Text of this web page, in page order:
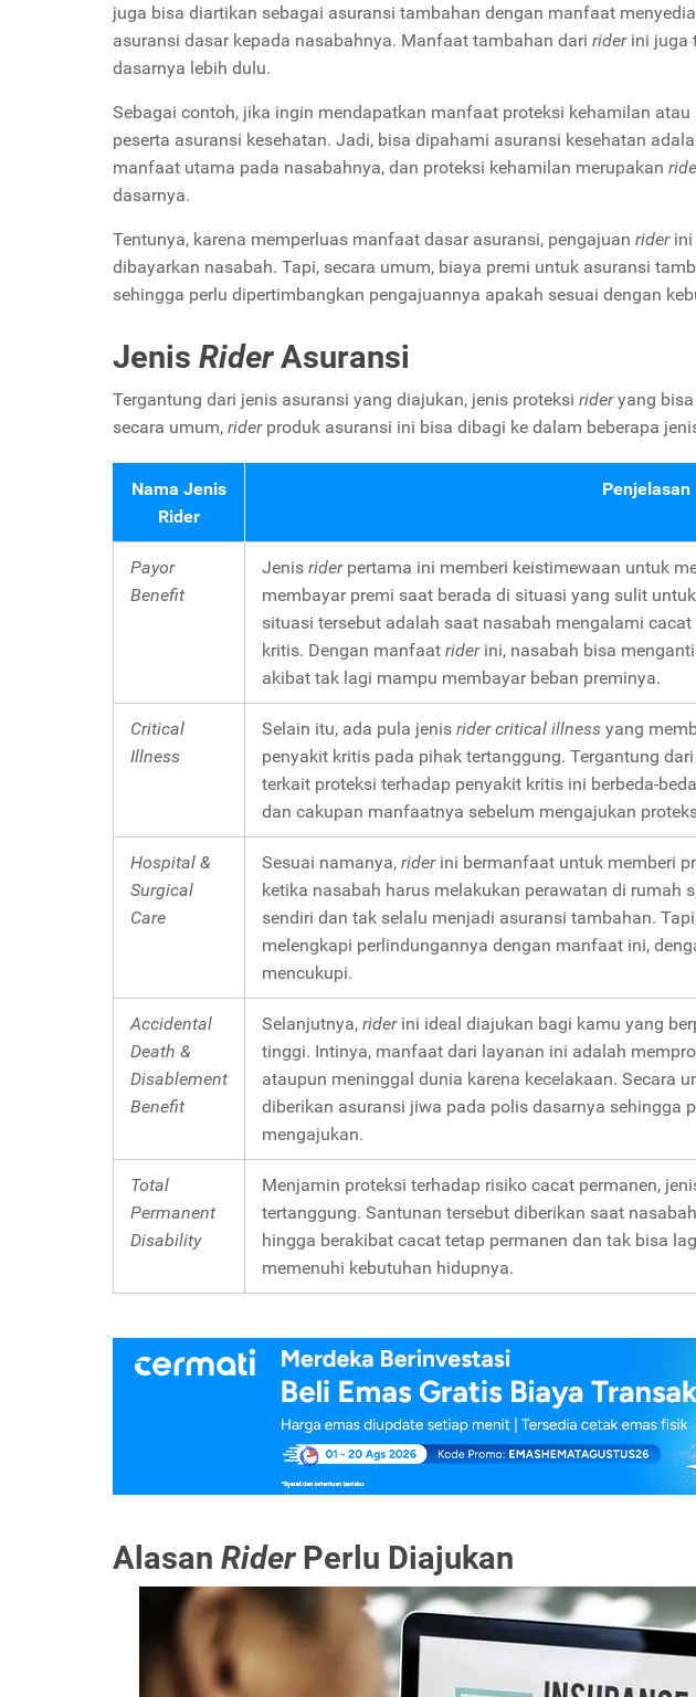
juga bisa diartikan sebagai asuransi tambahan dengan manfaat
asuransi dasar kepada nasabahnya. Manfaat tambahan dari rider ini juga
dasarnya lebih dulu.
Sebagai contoh, jika ingin mendapatkan manfaat proteksi kehamilan
peserta asuransi kesehatan. Jadi, bisa dipahami asuransi kesehatan
manfaat utama pada nasabahnya, dan proteksi kehamilan merupakan
dasarnya.
Tentunya, karena memperluas manfaat dasar asuransi, pengajuan rider
dibayarkan nasabah. Tapi, secara umum, biaya premi untuk asuransi
sehingga perlu dipertimbangkan pengajuannya apakah sesuai dengan
Jenis Rider Asuransi
Tergantung dari jenis asuransi yang diajukan, jenis proteksi rider yang
secara umum, rider produk asuransi ini bisa dibagi ke dalam beberapa
Nama Jenis
Rider
Penjelasan
Payor
Benefit
Jenis rider pertama ini memberi keistimewaan untuk
membayar premi saat berada di situasi yang sulit
situasi tersebut adalah saat nasabah mengalami
kritis. Dengan manfaat rider ini, nasabah bisa
akibat tak lagi mampu membayar beban preminya.
Critical
Illness
Selain itu, ada pula jenis rider critical illness yang
penyakit kritis pada pihak tertanggung. Tergantung
terkait proteksi terhadap penyakit kritis ini berbeda-
dan cakupan manfaatnya sebelum mengajukan
Hospital &
Surgical
Care
Sesuai namanya, rider ini bermanfaat untuk memberi
ketika nasabah harus melakukan perawatan di rumah
sendiri dan tak selalu menjadi asuransi tambahan.
melengkapi perlindungannya dengan manfaat ini,
mencukupi.
Accidental
Death &
Disablement
Benefit
Selanjutnya, rider ini ideal diajukan bagi kamu yang
tinggi. Intinya, manfaat dari layanan ini adalah
ataupun meninggal dunia karena kecelakaan. Secara
diberikan asuransi jiwa pada polis dasarnya sehingga
mengajukan.
Total
Permanent
Disability
Menjamin proteksi terhadap risiko cacat permanen,
tertanggung. Santunan tersebut diberikan saat
hingga berakibat cacat tetap permanen dan tak bisa
memenuhi kebutuhan hidupnya.
Alasan Rider Perlu Diajukan